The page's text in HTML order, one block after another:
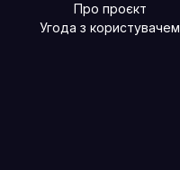
Про проєкт
Угода з користувачем